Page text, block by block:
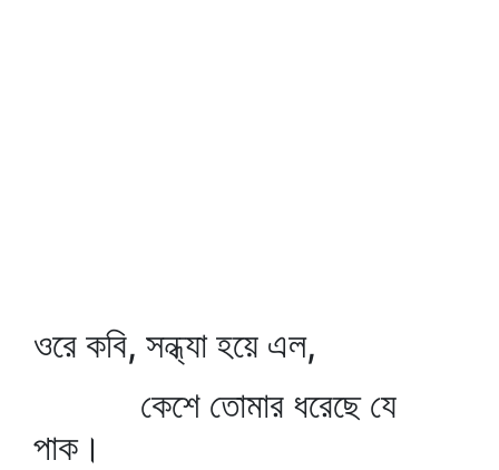
ওরে কবি, সন্ধ্যা হয়ে এল,
কেশে তোমার ধরেছে যে
পাক।